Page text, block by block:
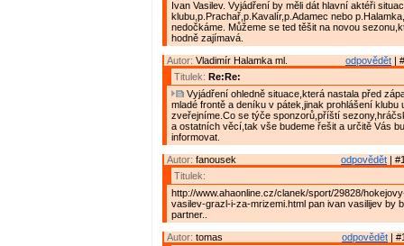
Ivan Vasilev. Vyjádření by měli dát hlavní aktéři
klubu,p.Prachař,p.Kavalír,p.Adamec nebo
nedočkáme. Můžeme se ted těšit na novou
hodně zajímavá.
odpovědět |
Autor: Vladimír Halamka ml.
Titulek: Re:Re:
Vyjádření ohledně situace,která nastala před
mladé frontě a deníku v pátek,jinak prohlášení klubu
zveřejníme.Co se týče sponzorů,příští
a ostatních věcí,tak vše budeme řešit a určitě Vás
informovat.
odpovědět |
Autor: fanousek
Titulek:
http://www.ahaonline.cz/clanek/sport/29828/
vasilev-grazl-i-za-mrizemi.html pan ivan vasilijev by
partner..
odpovědět |
Autor: tomas